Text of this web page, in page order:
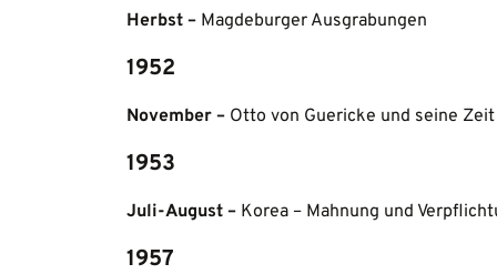
Herbst – Magdeburger Ausgrabungen
1952
November – Otto von Guericke und seine Zeit
1953
Juli-August – Korea – Mahnung und
1957